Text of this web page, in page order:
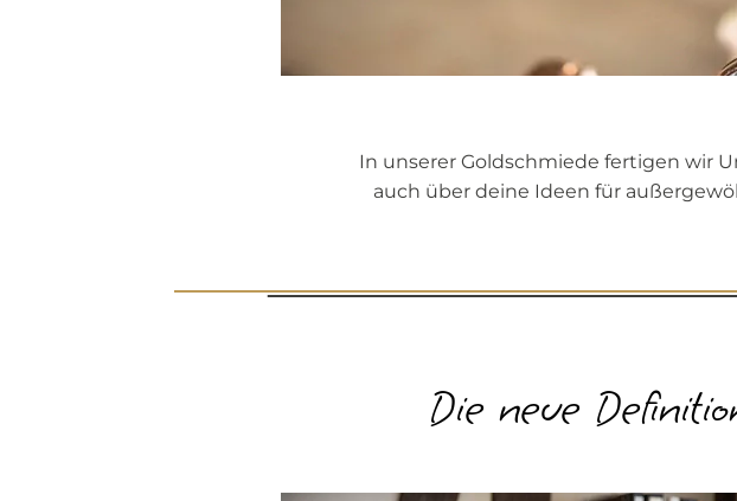
In unserer Goldschmiede fertigen wir
auch über deine Ideen für
Die neue